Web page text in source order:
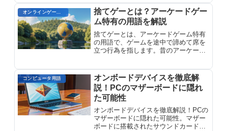
させます。
オンラインゲームのプレイに関する用語
捨てゲーとは？アーケードゲー
ム特有の用語を解説
捨てゲーとは、アーケードゲーム特有
の用語で、ゲームを途中で諦めて席を
立つ行為を指します。昔のアーケード
という行動から生まれた言葉です。
コンピュータ用語
オンボードデバイスを徹底解
説！PCのマザーボードに隠れ
た可能性
オンボードデバイスを徹底解説！PCの
マザーボードに隠れた可能性。マザー
ボードに搭載されたサウンドカード、